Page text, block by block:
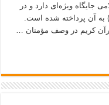
جایگاه ویژه‌ای دارد و در
به آن پرداخته شده است.
کریم در وصف مؤمنان …